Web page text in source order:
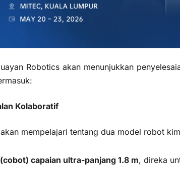
Robotics akan menunjukkan
Kolaboratif
mempelajari tentang dua model robot
capaian ultra-panjang 1.8 m, direka